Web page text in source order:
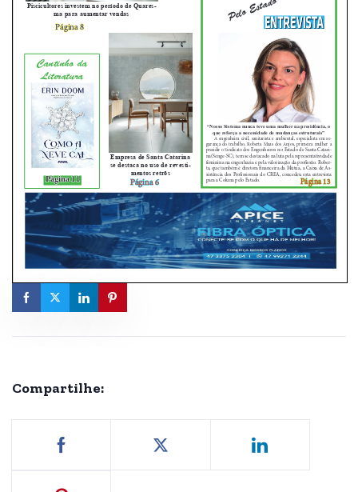
Compartilhe: